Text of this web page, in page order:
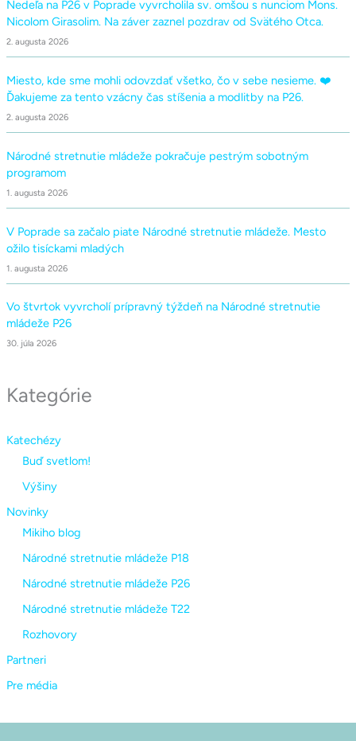
Nedeľa na P26 v Poprade vyvrcholila sv. omšou s nunciom Mons.
Nicolom Girasolim. Na záver zaznel pozdrav od Svätého Otca.
2. augusta 2026
Miesto, kde sme mohli odovzdať všetko, čo v sebe nesieme. ❤️
Ďakujeme za tento vzácny čas stíšenia a modlitby na P26.
2. augusta 2026
Národné stretnutie mládeže pokračuje pestrým sobotným
programom
1. augusta 2026
V Poprade sa začalo piate Národné stretnutie mládeže. Mesto
ožilo tisíckami mladých
1. augusta 2026
Vo štvrtok vyvrcholí prípravný týždeň na Národné stretnutie
mládeže P26
30. júla 2026
Kategórie
Katechézy
Buď svetlom!
Výšiny
Novinky
Mikiho blog
Národné stretnutie mládeže P18
Národné stretnutie mládeže P26
Národné stretnutie mládeže T22
Rozhovory
Partneri
Pre média